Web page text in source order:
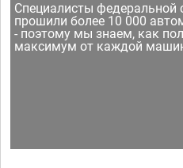
Специалисты федеральной
прошили более 10 000
- поэтому мы знаем, как
максимум от каждой